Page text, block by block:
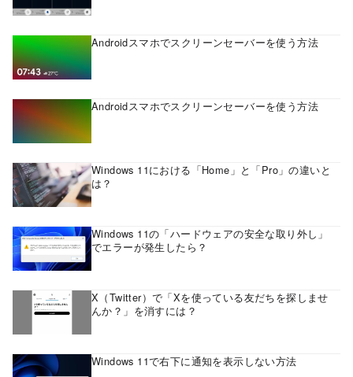
Androidスマホでスクリーンセーバーを使う方法
Androidスマホでスクリーンセーバーを使う方法
Windows 11における「Home」と「Pro」の違いと
は？
Windows 11の「ハードウェアの安全な取り外し」
でエラーが発生したら？
X（Twitter）で「Xを使っている友だちを探しませ
んか？」を消すには？
Windows 11で右下に通知を表示しない方法